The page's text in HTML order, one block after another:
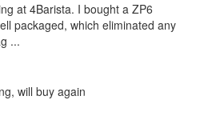
at 4Barista. I bought a ZP6
packaged, which eliminated any
...
will buy again